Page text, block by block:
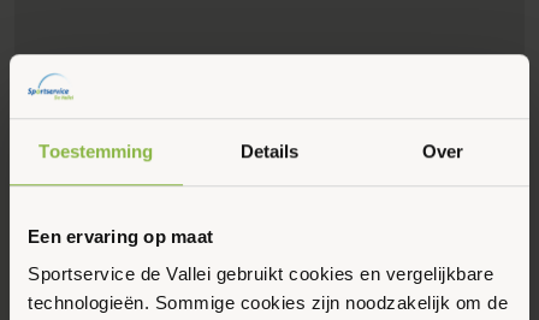
Toestemming Details Over
Een ervaring op maat
Sportservice de Vallei gebruikt cookies en vergelijkbare
technologieën. Sommige cookies zijn noodzakelijk om de
Eerstvolgende data Toon alle data